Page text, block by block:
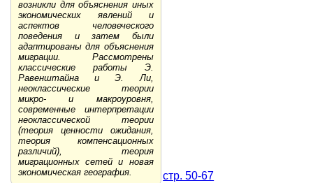
возникли для объяснения иных
экономических явлений и
аспектов человеческого
поведения и затем были
адаптированы для объяснения
миграции. Рассмотрены
классические работы Э.
Равенштайна и Э. Ли,
неоклассические теории
микро- и макроуровня,
современные интерпретации
неоклассической теории
(теория ценности ожидания,
теория компенсационных
различий), теория
миграционных сетей и новая
экономическая география.
стр. 50-67